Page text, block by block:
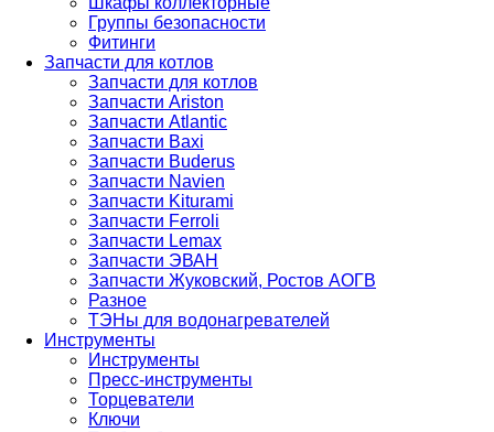
Группы безопасности
Фитинги
Запчасти для котлов
Запчасти для котлов
Запчасти Ariston
Запчасти Atlantic
Запчасти Baxi
Запчасти Buderus
Запчасти Navien
Запчасти Kiturami
Запчасти Ferroli
Запчасти Lemax
Запчасти ЭВАН
Запчасти Жуковский, Ростов АОГВ
Разное
ТЭНы для водонагревателей
Инструменты
Инструменты
Пресс-инструменты
Торцеватели
Ключи